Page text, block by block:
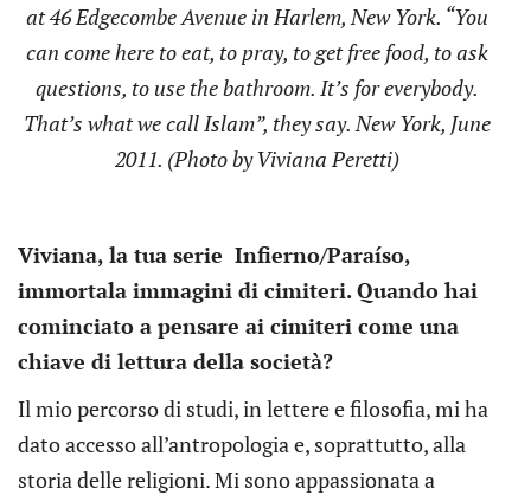
at 46 Edgecombe Avenue in Harlem, New York. “You
can come here to eat, to pray, to get free food, to ask
questions, to use the bathroom. It’s for everybody.
That’s what we call Islam”, they say. New York, June
2011. (Photo by Viviana Peretti)
Viviana, la tua serie Infierno/Paraíso,
immortala immagini di cimiteri. Quando hai
cominciato a pensare ai cimiteri come una
chiave di lettura della società?
Il mio percorso di studi, in lettere e filosofia, mi ha
dato accesso all’antropologia e, soprattutto, alla
storia delle religioni. Mi sono appassionata a